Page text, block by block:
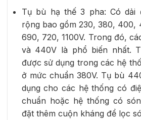
Tụ bù hạ thế 3 pha: Có dải
rộng bao gồm 230, 380, 400,
690, 720, 1100V. Trong đó,
và 440V là phổ biến nhất.
được sử dụng trong các hệ
ở mức chuẩn 380V. Tụ bù
dụng cho các hệ thống có
chuẩn hoặc hệ thống có
đặt thêm cuộn kháng để lọc